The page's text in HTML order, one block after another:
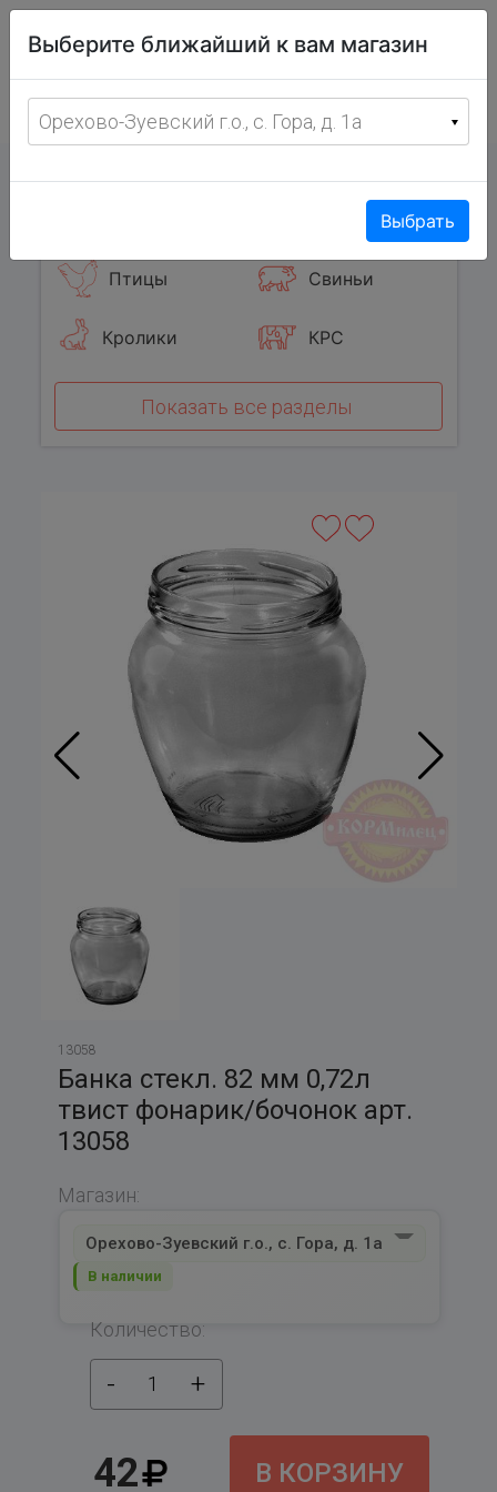
фермерских
товаров
с 8:00 до 19:00 ежедневно
Птицы Свиньи
Кролики КРС
Показать все разделы
13058
Банка стекл. 82 мм 0,72л
твист фонарик/бочонок арт.
13058
Магазин:
Орехово-Зуевский г.о., с. Гора, д. 1а
В наличии
Количество:
- 1 +
42 В КОРЗИНУ
Выберите ближайший к вам магазин
Орехово-Зуевский г.о., с. Гора, д. 1а
Выбрать